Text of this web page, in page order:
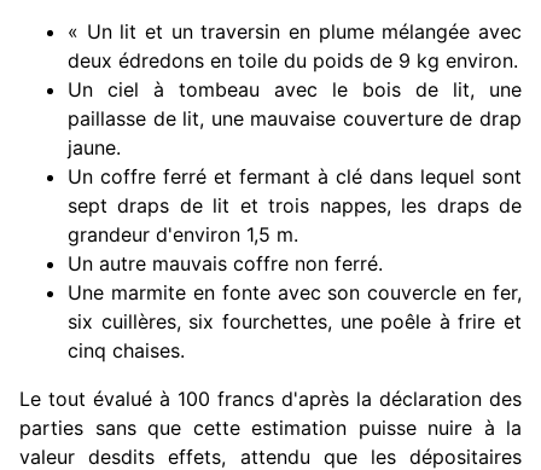
« Un lit et un traversin en plume mélangée avec
deux édredons en toile du poids de 9 kg environ.
Un ciel à tombeau avec le bois de lit, une
paillasse de lit, une mauvaise couverture de drap
jaune.
Un coffre ferré et fermant à clé dans lequel sont
sept draps de lit et trois nappes, les draps de
grandeur d'environ 1,5 m.
Un autre mauvais coffre non ferré.
Une marmite en fonte avec son couvercle en fer,
six cuillères, six fourchettes, une poêle à frire et
cinq chaises.
Le tout évalué à 100 francs d'après la déclaration des
parties sans que cette estimation puisse nuire à la
valeur desdits effets, attendu que les dépositaires